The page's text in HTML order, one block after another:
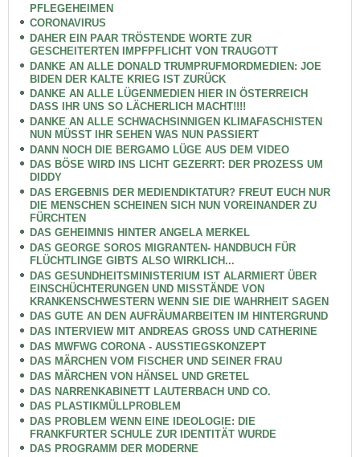
PFLEGEHEIMEN
CORONAVIRUS
DAHER EIN PAAR TRÖSTENDE WORTE ZUR
GESCHEITERTEN IMPFPFLICHT VON TRAUGOTT
DANKE AN ALLE DONALD TRUMPRUFMORDMEDIEN: JOE
BIDEN DER KALTE KRIEG IST ZURÜCK
DANKE AN ALLE LÜGENMEDIEN HIER IN ÖSTERREICH
DASS IHR UNS SO LÄCHERLICH MACHT!!!!
DANKE AN ALLE SCHWACHSINNIGEN KLIMAFASCHISTEN
NUN MÜSST IHR SEHEN WAS NUN PASSIERT
DANN NOCH DIE BERGAMO LÜGE AUS DEM VIDEO
DAS BÖSE WIRD INS LICHT GEZERRT: DER PROZESS UM
DIDDY
DAS ERGEBNIS DER MEDIENDIKTATUR? FREUT EUCH NUR
DIE MENSCHEN SCHEINEN SICH NUN VOREINANDER ZU
FÜRCHTEN
DAS GEHEIMNIS HINTER ANGELA MERKEL
DAS GEORGE SOROS MIGRANTEN- HANDBUCH FÜR
FLÜCHTLINGE GIBTS ALSO WIRKLICH...
DAS GESUNDHEITSMINISTERIUM IST ALARMIERT ÜBER
EINSCHÜCHTERUNGEN UND MISSTÄNDE VON
KRANKENSCHWESTERN WENN SIE DIE WAHRHEIT SAGEN
DAS GUTE AN DEN AUFRÄUMARBEITEN IM HINTERGRUND
DAS INTERVIEW MIT ANDREAS GROSS UND CATHERINE
DAS MWFWG CORONA - AUSSTIEGSKONZEPT
DAS MÄRCHEN VOM FISCHER UND SEINER FRAU
DAS MÄRCHEN VON HÄNSEL UND GRETEL
DAS NARRENKABINETT LAUTERBACH UND CO.
DAS PLASTIKMÜLLPROBLEM
DAS PROBLEM WENN EINE IDEOLOGIE: DIE
FRANKFURTER SCHULE ZUR IDENTITÄT WURDE
DAS PROGRAMM DER MODERNE